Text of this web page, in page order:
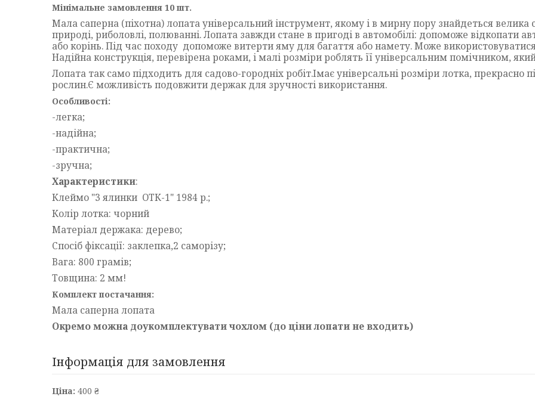
Мінімальне замовлення 10 шт.
Мала саперна (піхотна) лопата універсальний інструмент, якому і в мирну пору знайдеться
природі, риболовлі, полюванні. Лопата завжди стане в пригоді в автомобілі: допоможе відкопати
або корінь. Під час походу допоможе витерти яму для багаття або намету. Може використовуватися
Надійна конструкція, перевірена роками, і малі розміри роблять її універсальним помічником,
Лопата так само підходить для садово-городніх робіт.Імає універсальні розміри лотка, прекрасно
рослин.Є можливість подовжити держак для зручності використання.
Особливості:
-легка;
-надійна;
-практична;
-зручна;
Характеристики:
Клеймо "3 ялинки ОТК-1" 1984 р.;
Колір лотка: чорний
Матеріал держака: дерево;
Спосіб фіксації: заклепка,2 саморізу;
Вага: 800 грамів;
Товщина: 2 мм!
Комплект постачання:
Мала саперна лопата
Окремо можна доукомплектувати чохлом (до ціни лопати не входить)
Інформація для замовлення
Ціна: 400 ₴